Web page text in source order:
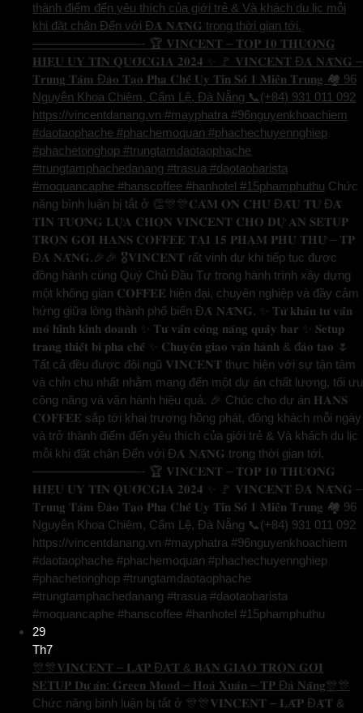
thành điểm đến yêu thích của giới trẻ & Và khách du lịc mỗi
khi đặt chân Đến với Đ𝐀̀ 𝐍𝐀̆̃𝐍𝐆 trong thời gian tới.
—————————- 🏆 𝐕𝐈𝐍𝐂𝐄𝐍𝐓 – 𝐓𝐎𝐏 𝟏𝟎 𝐓𝐇𝐔̛𝐎̛𝐍𝐆
𝐇𝐈𝐄̣̂𝐔 𝐔𝐘 𝐓𝐈́𝐍 𝐐𝐔𝐎̂́𝐂𝐆𝐈𝐀 𝟐𝟎𝟐𝟒 ✨ 🚩 𝐕𝐈𝐍𝐂𝐄𝐍𝐓 Đ𝐀̀ 𝐍𝐀̆̃𝐍𝐆 –
𝐓𝐫𝐮𝐧𝐠 𝐓𝐚̂𝐦 Đ𝐚̀𝐨 𝐓𝐚̣𝐨 𝐏𝐡𝐚 𝐂𝐡𝐞̂́ 𝐔𝐲 𝐓𝐢́𝐧 𝐒𝐨̂́ 𝟏 𝐌𝐢𝐞̂̀𝐧 𝐓𝐫𝐮𝐧𝐠 🏘️ 96
Nguyễn Khoa Chiêm, Cẩm Lệ, Đà Nẵng 📞(+84) 931 011 092
https://vincentdanang.vn #mayphatra #96nguyenkhoachiem
#daotaophache #phachemoquan #phachechuyennghiep
#phachetonghop #trungtamdaotaophache
#trungtamphachedanang #trasua #daotaobarista
#moquancaphe #hanscoffee #hanhotel #15phamphuthu Chức
năng bình luận bị tắt ở 👏🎊🎊𝐂𝐀̉𝐌 𝐎̛𝐍 𝐂𝐇𝐔̉ Đ𝐀̂̀𝐔 𝐓𝐔̛ Đ𝐀̃
𝐓𝐈𝐍 𝐓𝐔̛𝐎̛̉𝐍𝐆 𝐋𝐔̛̣𝐀 𝐂𝐇𝐎̣𝐍 𝐕𝐈𝐍𝐂𝐄𝐍𝐓 𝐂𝐇𝐎 𝐃𝐔̛̣ 𝐀́𝐍 𝐒𝐄𝐓𝐔𝐏
𝐓𝐑𝐎̣𝐍 𝐆𝐎́𝐈 𝐇𝐀𝐍𝐒 𝐂𝐎𝐅𝐅𝐄𝐄 𝐓𝐀̣𝐈 𝟏𝟓 𝐏𝐇𝐀̣𝐌 𝐏𝐇𝐔́ 𝐓𝐇𝐔̛́ – 𝐓𝐏
Đ𝐀̀ 𝐍𝐀̆̃𝐍𝐆.🎉🎉 🎖️𝐕𝐈𝐍𝐂𝐄𝐍𝐓 rất vinh dự khi tiếp tục được
đồng hành cùng Quý Chủ Đầu Tư trong hành trình xây dựng
một không gian 𝐂𝐎𝐅𝐅𝐄𝐄 hiện đại, chuyên nghiệp và đầy cảm
hứng giữa lòng thành phố biển Đ𝐀̀ 𝐍𝐀̆̃𝐍𝐆. ✨ 𝐓𝐮̛̀ 𝐤𝐡𝐚̂𝐮 𝐭𝐮̛ 𝐯𝐚̂́𝐧
𝐦𝐨̂ 𝐡𝐢̀𝐧𝐡 𝐤𝐢𝐧𝐡 𝐝𝐨𝐚𝐧𝐡 ✨ 𝐓𝐮̛ 𝐯𝐚̂́𝐧 𝐜𝐨̂𝐧𝐠 𝐧𝐚̆𝐧𝐠 𝐪𝐮𝐚̂̀𝐲 𝐛𝐚𝐫 ✨ 𝐒𝐞𝐭𝐮𝐩
𝐭𝐫𝐚𝐧𝐠 𝐭𝐡𝐢𝐞̂́𝐭 𝐛𝐢̣ 𝐩𝐡𝐚 𝐜𝐡𝐞̂́ ✨ 𝐂𝐡𝐮𝐲𝐞̂̉𝐧 𝐠𝐢𝐚𝐨 𝐯𝐚̣̂𝐧 𝐡𝐚̀𝐧𝐡 & đ𝐚̀𝐨 𝐭𝐚̣𝐨 🌷
Tất cả đều được đội ngũ 𝐕𝐈𝐍𝐂𝐄𝐍𝐓 thực hiện với sự tận tâm
và chỉn chu nhất nhằm mang đến một dự án chất lượng, tối ưu
công năng và vận hành hiệu quả. 🎉 Chúc cho dự án 𝐇𝐀𝐍𝐒
𝐂𝐎𝐅𝐅𝐄𝐄 sắp tới khai trương hồng phát, đông khách mỗi ngày
và trở thành điểm đến yêu thích của giới trẻ & Và khách du lịc
mỗi khi đặt chân Đến với Đ𝐀̀ 𝐍𝐀̆̃𝐍𝐆 trong thời gian tới.
—————————- 🏆 𝐕𝐈𝐍𝐂𝐄𝐍𝐓 – 𝐓𝐎𝐏 𝟏𝟎 𝐓𝐇𝐔̛𝐎̛𝐍𝐆
𝐇𝐈𝐄̣̂𝐔 𝐔𝐘 𝐓𝐈́𝐍 𝐐𝐔𝐎̂́𝐂𝐆𝐈𝐀 𝟐𝟎𝟐𝟒 ✨ 🚩 𝐕𝐈𝐍𝐂𝐄𝐍𝐓 Đ𝐀̀ 𝐍𝐀̆̃𝐍𝐆 –
𝐓𝐫𝐮𝐧𝐠 𝐓𝐚̂𝐦 Đ𝐚̀𝐨 𝐓𝐚̣𝐨 𝐏𝐡𝐚 𝐂𝐡𝐞̂́ 𝐔𝐲 𝐓𝐢́𝐧 𝐒𝐨̂́ 𝟏 𝐌𝐢𝐞̂̀𝐧 𝐓𝐫𝐮𝐧𝐠 🏘️ 96
Nguyễn Khoa Chiêm, Cẩm Lệ, Đà Nẵng 📞(+84) 931 011 092
https://vincentdanang.vn #mayphatra #96nguyenkhoachiem
#daotaophache #phachemoquan #phachechuyennghiep
#phachetonghop #trungtamdaotaophache
#trungtamphachedanang #trasua #daotaobarista
#moquancaphe #hanscoffee #hanhotel #15phamphuthu
29
Th7
🎊🎊𝐕𝐈𝐍𝐂𝐄𝐍𝐓 – 𝐋𝐀̆́𝐏 Đ𝐀̣̆𝐓 & 𝐁𝐀̀𝐍 𝐆𝐈𝐀𝐎 𝐓𝐑𝐎̣𝐍 𝐆𝐎́𝐈
𝐒𝐄𝐓𝐔𝐏 𝐃𝐮̛̣ 𝐚́𝐧: 𝐆𝐫𝐞𝐞𝐧 𝐌𝐨𝐨𝐝 – 𝐇𝐨𝐚̀ 𝐗𝐮𝐚̂𝐧 – 𝐓𝐏 Đ𝐚̀ 𝐍𝐚̆̃𝐧𝐠🎊🎊
Chức năng bình luận bị tắt ở 🎊🎊𝐕𝐈𝐍𝐂𝐄𝐍𝐓 – 𝐋𝐀̆́𝐏 Đ𝐀̣̆𝐓 &